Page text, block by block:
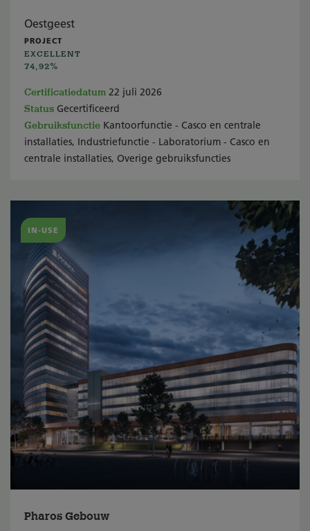
Oestgeest
PROJECT
EXCELLENT
74,92%
Certificatiedatum 22 juli 2026
Status Gecertificeerd
Gebruiksfunctie Kantoorfunctie - Casco en centrale
installaties, Industriefunctie - Laboratorium - Casco en
centrale installaties, Overige gebruiksfuncties
IN-USE
Pharos Gebouw